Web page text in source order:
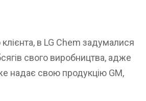
в LG Chem задумалися
свого виробництва, адже
надає свою продукцію GM,